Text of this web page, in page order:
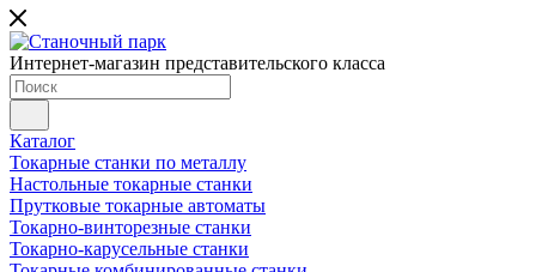
Интернет-магазин представительского класса
Каталог
Токарные станки по металлу
Настольные токарные станки
Прутковые токарные автоматы
Токарно-винторезные станки
Токарно-карусельные станки